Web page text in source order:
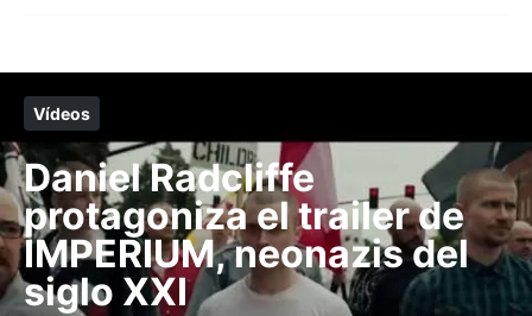
Vídeos
Daniel Radcliffe
protagoniza el trailer de
IMPERIUM, neonazis del
siglo XXI